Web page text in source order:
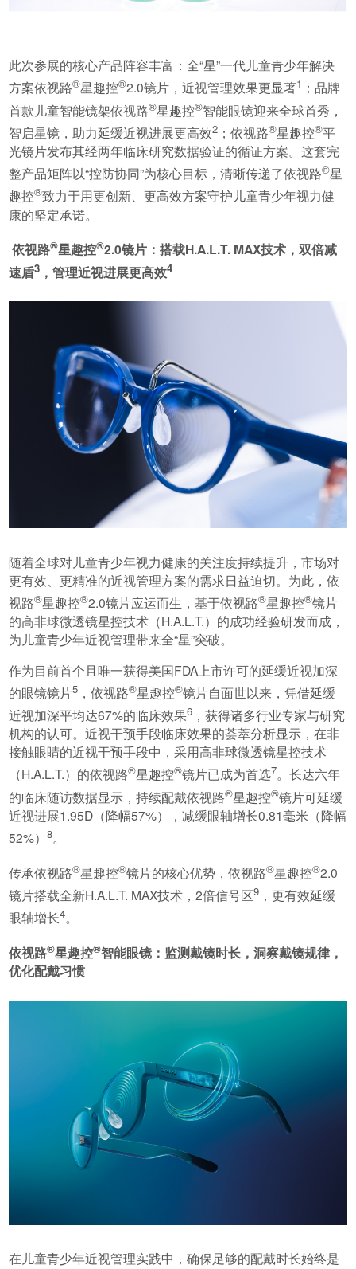
此次参展的核心产品阵容丰富：全“星”一代儿童青少年解决
方案依视路®星趣控®2.0镜片，近视管理效果更显著1 ；品牌
首款儿童智能镜架依视路®星趣控®智能眼镜迎来全球首秀，
智启星镜，助力延缓近视进展更高效2 ；依视路®星趣控®平
光镜片发布其经两年临床研究数据验证的循证方案。这套完
整产品矩阵以“控防协同”为核心目标，清晰传递了依视路®星
趣控®致力于用更创新、更高效方案守护儿童青少年视力健
康的坚定承诺。
依视路®星趣控®2.0镜片：搭载H.A.L.T. MAX技术，双倍减
速盾3 ，管理近视进展更高效4
随着全球对儿童青少年视力健康的关注度持续提升，市场对
更有效、更精准的近视管理方案的需求日益迫切。为此，依
视路®星趣控®2.0镜片应运而生，基于依视路®星趣控®镜片
的高非球微透镜星控技术（H.A.L.T.）的成功经验研发而成，
为儿童青少年近视管理带来全“星”突破。
作为目前首个且唯一获得美国FDA上市许可的延缓近视加深
的眼镜镜片5 ，依视路®星趣控®镜片自面世以来，凭借延缓
近视加深平均达67%的临床效果6 ，获得诸多行业专家与研究
机构的认可。近视干预手段临床效果的荟萃分析显示，在非
接触眼睛的近视干预手段中，采用高非球微透镜星控技术
（H.A.L.T.）的依视路®星趣控®镜片已成为首选7。长达六年
的临床随访数据显示，持续配戴依视路®星趣控®镜片可延缓
近视进展1.95D（降幅57%），减缓眼轴增长0.81毫米（降幅
52%）8。
传承依视路®星趣控®镜片的核心优势，依视路®星趣控®2.0
镜片搭载全新H.A.L.T. MAX技术，2倍信号区9 ，更有效延缓
眼轴增长4。
依视路®星趣控®智能眼镜：监测戴镜时长，洞察戴镜规律，
优化配戴习惯
在儿童青少年近视管理实践中，确保足够的配戴时长始终是